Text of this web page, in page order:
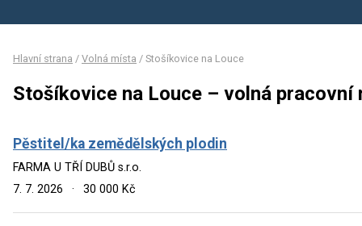
Hlavní strana / Volná místa / Stošíkovice na Louce
Stošíkovice na Louce – volná pracovní
Pěstitel/ka zemědělských plodin
FARMA U TŘÍ DUBŮ s.r.o.
7. 7. 2026
· 30 000 Kč